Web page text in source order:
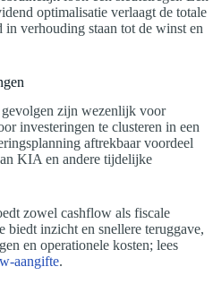
optimalisatie verlaagt de totale
verhouding staan tot de winst en
zijn wezenlijk voor
investeringen te clusteren in een
aftrekbaar voordeel
KIA en andere tijdelijke
zowel cashflow als fiscale
inzicht en snellere teruggave,
en operationele kosten; lees
aangifte.